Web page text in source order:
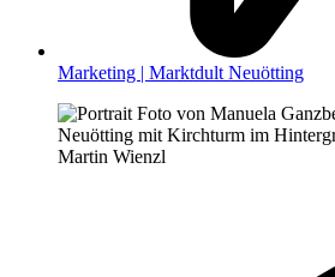
Marketing | Marktdult Neuötting
Martin Wienzl